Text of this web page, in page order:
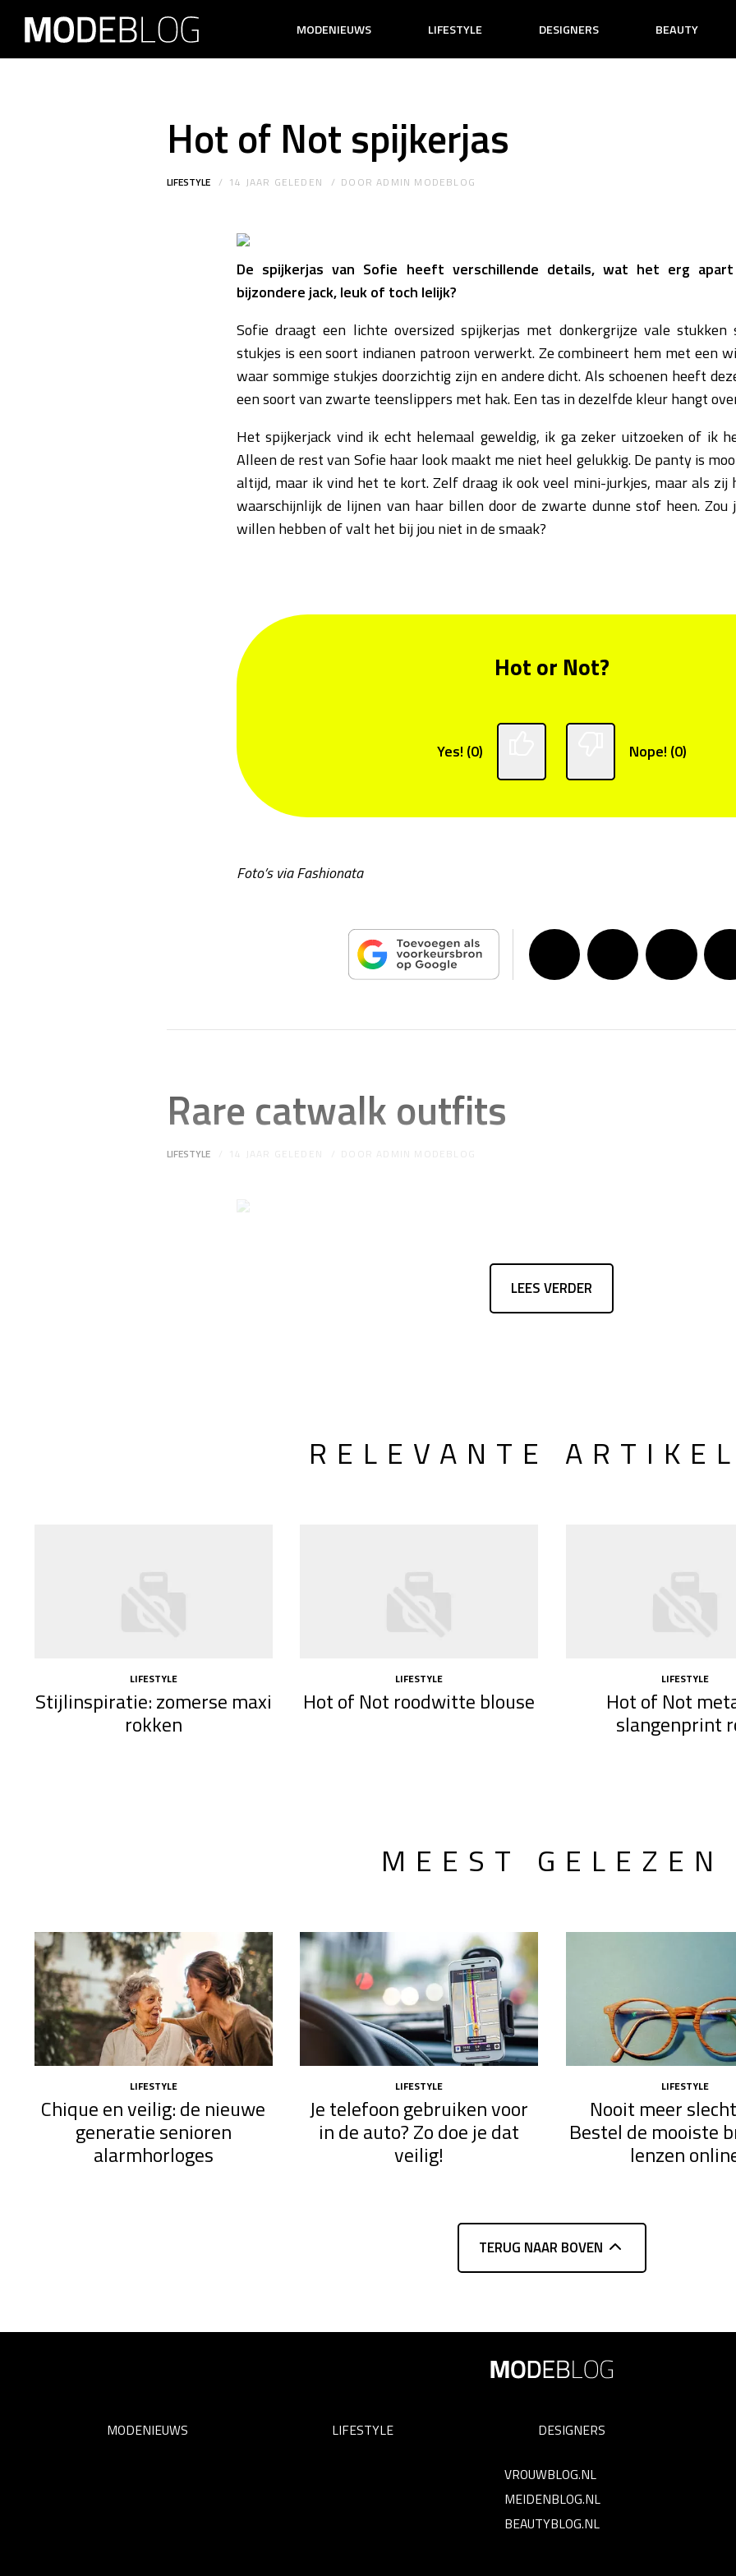
MODENIEUWS LIFESTYLE DESIGNERS BEAUTY
Hot of Not spijkerjas
LIFESTYLE 14 JAAR GELEDEN DOORADMIN MODEBLOG
De spijkerjas van Sofie heeft verschillende details, wat het erg
bijzondere jack, leuk of toch lelijk?
Sofie draagt een lichte oversized spijkerjas met donkergrijze vale
stukjes is een soort indianen patroon verwerkt. Ze combineert hem met een
waar sommige stukjes doorzichtig zijn en andere dicht. Als schoenen heeft
een soort van zwarte teenslippers met hak. Een tas in dezelfde kleur hangt
Het spijkerjack vind ik echt helemaal geweldig, ik ga zeker uitzoeken of ik
Alleen de rest van Sofie haar look maakt me niet heel gelukkig. De panty is
altijd, maar ik vind het te kort. Zelf draag ik ook veel mini-jurkjes, maar als zij
waarschijnlijk de lijnen van haar billen door de zwarte dunne stof heen. Zou
willen hebben of valt het bij jou niet in de smaak?
Hot or Not?
Yes! (0) Nope! (0)
Foto’s via Fashionata
Rare catwalk outfits
LIFESTYLE 14 JAAR GELEDEN DOOR ADMIN MODEBLOG
LEES VERDER
RELEVANTE
LIFESTYLE
Stijlinspiratie: zomerse maxi
rokken
LIFESTYLE
Hot of Not roodwitte blouse
LIFESTYLE
Hot of Not
slangenprint
MEEST GELEZEN
LIFESTYLE
Chique en veilig: de nieuwe
generatie senioren
alarmhorloges
LIFESTYLE
Je telefoon gebruiken voor
in de auto? Zo doe je dat
veilig!
LIFESTYLE
Nooit meer
Bestel de mooiste
lenzen
TERUG NAAR BOVEN
MODENIEUWS LIFESTYLE DESIGNERS
VROUWBLOG.NL
MEIDENBLOG.NL
BEAUTYBLOG.NL